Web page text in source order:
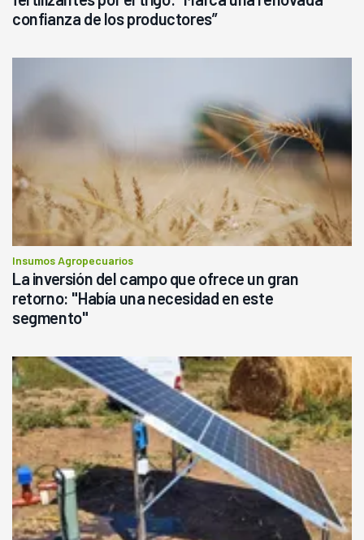
confianza de los productores”
Insumos Agropecuarios
La inversión del campo que ofrece un gran
retorno: "Había una necesidad en este
segmento"